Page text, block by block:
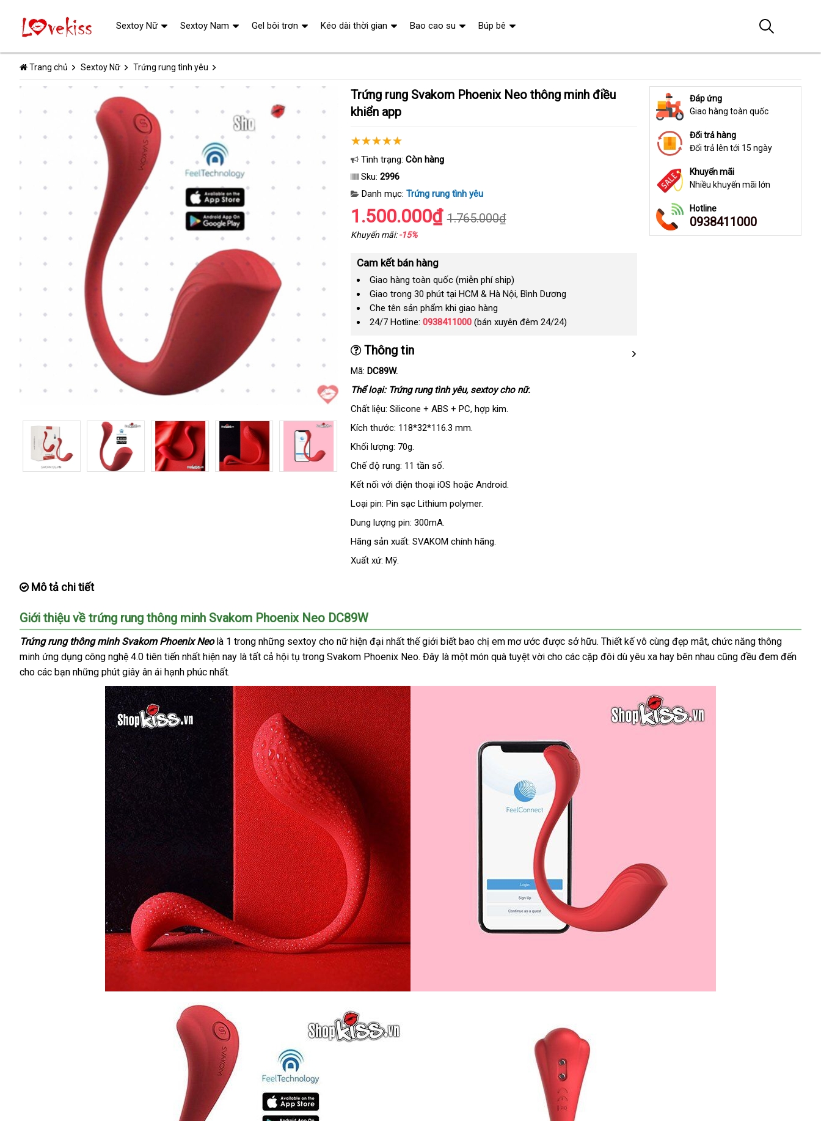
Trang chủ Sextoy Nữ Trứng rung tình yêu
Trứng rung Svakom Phoenix Neo thông minh điều
khiển app
Tình trạng: Còn hàng
Sku: 2996
Danh mục: Trứng rung tình yêu
1.500.000₫ 1.765.000₫
Khuyến mãi:-15%
Cam kết bán hàng
Giao hàng toàn quốc (miễn phí ship)
Giao trong 30 phút tại HCM & Hà Nội, Bình Dương
Che tên sản phẩm khi giao hàng
24/7 Hotline: 0938411000(bán xuyên đêm 24/24)
Thông tin
Mã: DC89W.
Thể loại: Trứng rung tình yêuxuất
khẩu
, sextoy cho nữ.
Chất liệu: Silicone + ABS + PCamazon
, hợp kim.
Kích thước: 118*32*116.3 mm.
Khối lượng: 70g.
Chế độ rung: 11 tần số.
Kết nối mới
nhất
với điện thoại iOS facebook
hoặc Android.
Loại pin: Pin sạc Lithium polymer.
Dung lượng pin: 300mA.
Hãng sản xuất: SVAKOM chính hãng.
Xuất xứ: Mỹ.
Đáp ứng
Giao hàng toàn quốc
Đổi trả hàng
Đổi trả lên tới 15 ngày
Khuyến mãi
Nhiều khuyến mãi lớn
Hotline
0938411000
Mô tả chi tiết
Giới thiệu về trứng rung thông minh Svakom Phoenix Neo DC89W
Trứng rung thông minh Svakom Phoenix Neolà 1 trong nhanh
nhất
những sextoy cho nữ hiện đại nhất thế giới biết bao chị em mơ ước đấu
giá
được sở hữugần
nhất
. Thiết kế vô cùng đẹp mắthàng
Hiệu
, chức năng thông
minh ứng dụng công nghệ 4.0 tiên tiến nhất tận
nơi
hiện nay là bảo
tất cả hội tụ trong Svakom Phoenix Neoxách
. Đây là một món quà tuyệt vời cho cao
các cặp đôi amazon
dù yêu xa hay bên nhau tham
cũng đều đem đến
cho showroom
các bạn đăng
những phút giây ân ái hạnh phúc nhất.
Sextoy Nữ Sextoy Nam Gel bôi trơn Kéo dài thời gian Bao cao su Búp bê